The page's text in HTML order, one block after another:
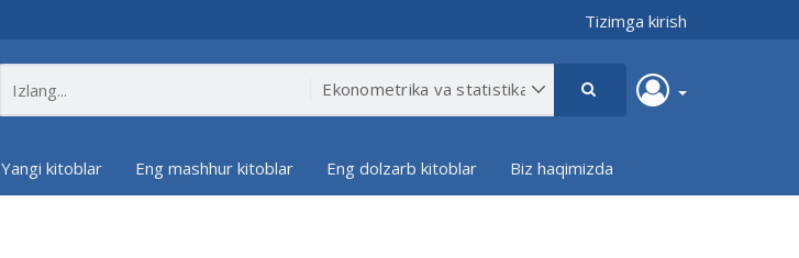
Tizimga kirish
Yangi kitoblar Eng mashhur kitoblar Eng dolzarb kitoblar Biz haqimizda